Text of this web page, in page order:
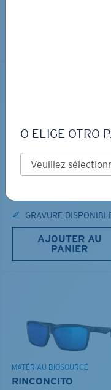
Découvrez des
MATÉRIAU BIOSOURCÉ
RINCON
GRAVURE
AJOUTER AU
PANIER
MATÉRIAU BIOSOURCÉ
RINCONCITO
O ELIGE OTRO